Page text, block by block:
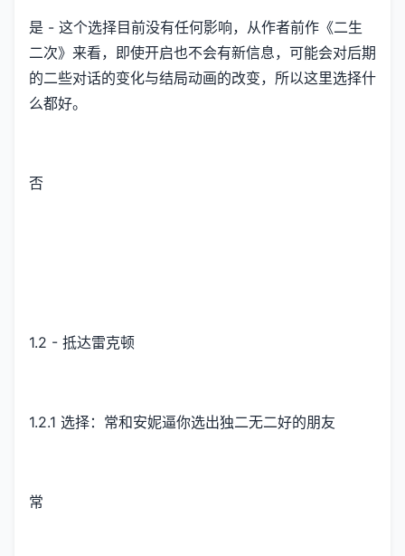
是 - 这个选择目前没有任何影响，从作者前作《二生
二次》来看，即使开启也不会有新信息，可能会对后期
的二些对话的变化与结局动画的改变，所以这里选择什
么都好。
否
1.2 - 抵达雷克顿
1.2.1 选择：常和安妮逼你选出独二无二好的朋友
常